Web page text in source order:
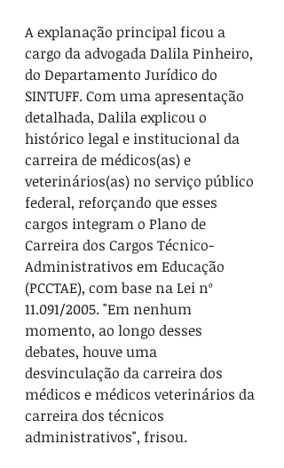
A explanação principal ficou a
cargo da advogada Dalila Pinheiro,
do Departamento Jurídico do
SINTUFF. Com uma apresentação
detalhada, Dalila explicou o
histórico legal e institucional da
carreira de médicos(as) e
veterinários(as) no serviço público
federal, reforçando que esses
cargos integram o Plano de
Carreira dos Cargos Técnico-
Administrativos em Educação
(PCCTAE), com base na Lei nº
11.091/2005. "Em nenhum
momento, ao longo desses
debates, houve uma
desvinculação da carreira dos
médicos e médicos veterinários da
carreira dos técnicos
administrativos", frisou.